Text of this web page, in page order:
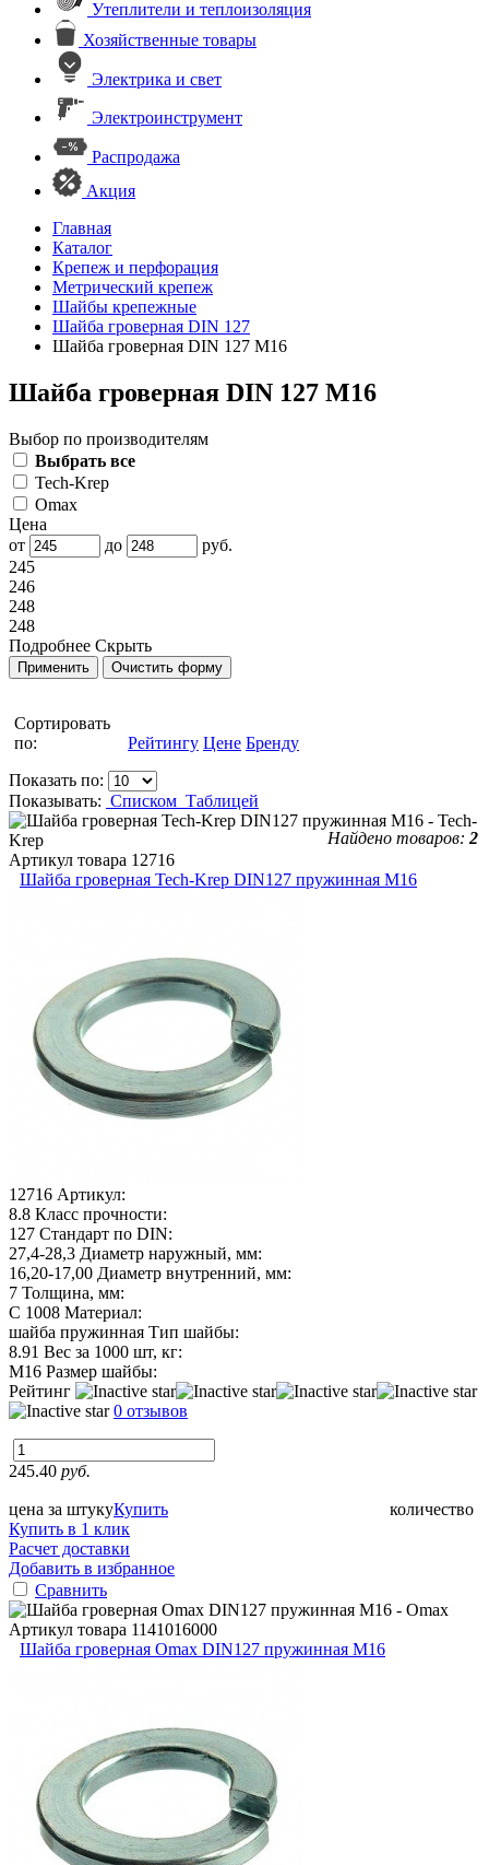
Утеплители и теплоизоляция
Хозяйственные товары
Электрика и свет
Электроинструмент
Распродажа
Акция
Главная
Каталог
Крепеж и перфорация
Метрический крепеж
Шайбы крепежные
Шайба гроверная DIN 127
Шайба гроверная DIN 127 М16
Шайба гроверная DIN 127 М16
Выбор по производителям
Выбрать все
Tech-Krep
Omax
Цена
от
до
руб.
245
246
248
248
Подробнее Скрыть
Сортировать
по:
Рейтингу Цене Бренду
Показать по:
Показывать: Списком Таблицей
Найдено товаров: 2
Артикул товара 12716
Шайба гроверная Tech-Krep DIN127 пружинная М16
12716 Артикул:
8.8 Класс прочности:
127 Стандарт по DIN:
27,4-28,3 Диаметр наружный, мм:
16,20-17,00 Диаметр внутренний, мм:
7 Толщина, мм:
C 1008 Материал:
шайба пружинная Тип шайбы:
8.91 Вес за 1000 шт, кг:
М16 Размер шайбы:
Рейтинг
0 отзывов
245.40 руб.
цена за штуку количество
Купить
Купить в 1 клик
Расчет доставки
Добавить в избранное
Сравнить
Артикул товара 1141016000
Шайба гроверная Omax DIN127 пружинная M16